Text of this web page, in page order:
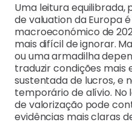
Uma leitura equilibrada,
de valuation da Europa
macroeconómico de
mais difícil de ignorar.
ou uma armadilha
traduzir condições mais
sustentada de lucros, e
temporário de alívio.
de valorização pode
evidências mais claras